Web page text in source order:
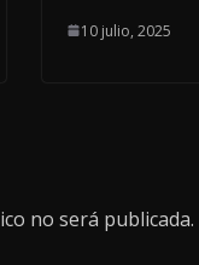
10 julio, 2025
no será publicada.